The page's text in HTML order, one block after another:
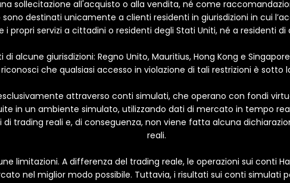
sollecitazione all'acquisto o alla vendita, né come
destinati unicamente a clienti residenti in giurisdizioni in cui
servizi a cittadini o residenti degli Stati Uniti, né a residenti
alcune giurisdizioni: Regno Unito, Mauritius, Hong Kong e
che qualsiasi accesso in violazione di tali restrizioni è sotto
attraverso conti simulati, che operano con fondi
in un ambiente simulato, utilizzando dati di mercato in tempo
trading reali e, di conseguenza, non viene fatta alcuna
reali.
limitazioni. A differenza del trading reale, le operazioni sui conti
nel miglior modo possibile. Tuttavia, i risultati sui conti simulati